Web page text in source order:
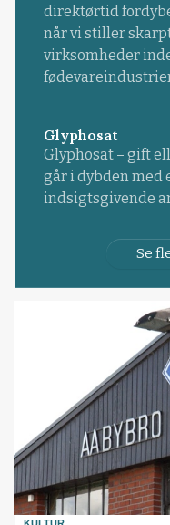
direktørtid
når vi stiller
virksomheder
Glyphosat
Glyphosat – gift
går i dybden med
indsigtsgivende
Se
KULTUR